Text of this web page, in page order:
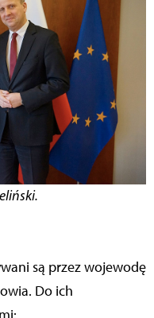
są przez wojewodę
Do ich